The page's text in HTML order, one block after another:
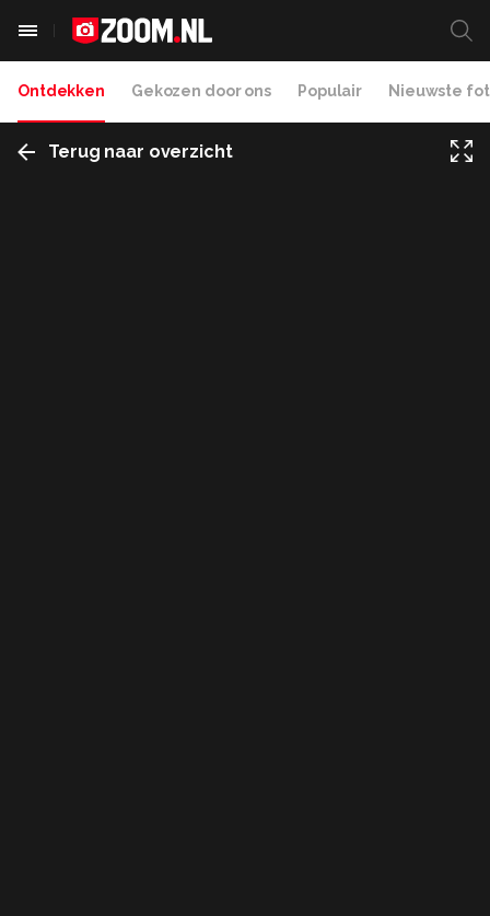
Ontdekken Gekozen door ons Populair Nieuwste
Terug naar overzicht